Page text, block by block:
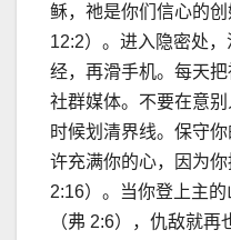
稣，祂是你们信心的
12:2）。进入隐密处
经，再滑手机。每天
社群媒体。不要在意
时候划清界线。保守
许充满你的心，因为
2:16）。当你登上主
（弗 2:6），仇敌就